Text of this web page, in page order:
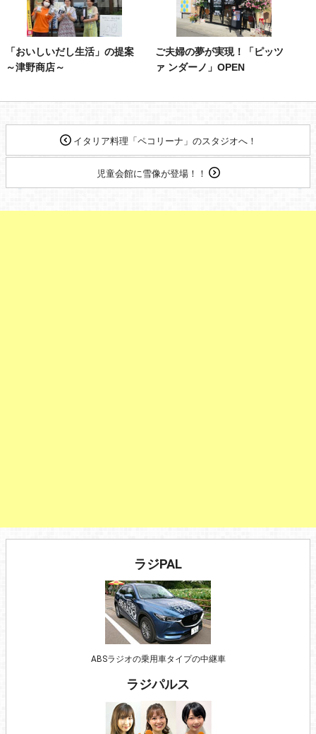
「おいしいだし生活」の提案
～津野商店～
ご夫婦の夢が実現！「ピッツ
ァ ンダーノ」OPEN
イタリア料理「ペコリーナ」のスタジオへ！
児童会館に雪像が登場！！
ラジPAL
ABSラジオの乗用車タイプの中継車
ラジパルス